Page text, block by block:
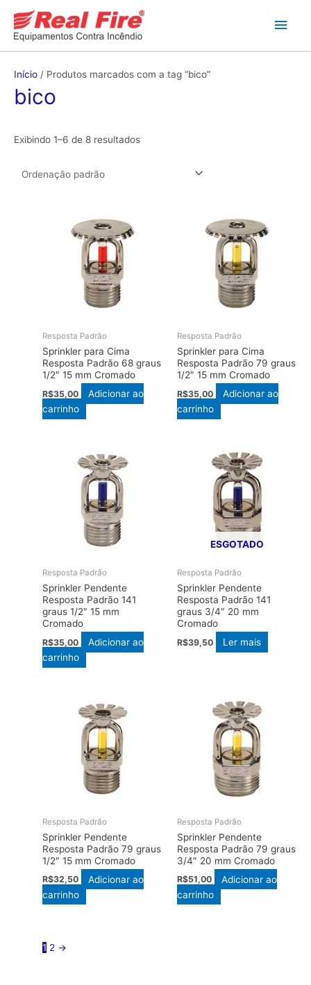
para
conteúdo
Início / Produtos marcados com a tag “bico”
bico
Exibindo 1–6 de 8 resultados
Resposta Padrão
Sprinkler para Cima
Resposta Padrão 68 graus
1/2″ 15 mm Cromado
R$35,00
Adicionar ao
carrinho
Resposta Padrão
Sprinkler para Cima
Resposta Padrão 79 graus
1/2″ 15 mm Cromado
R$35,00
Adicionar ao
carrinho
Resposta Padrão
Sprinkler Pendente
Resposta Padrão 141
graus 1/2″ 15 mm
Cromado
R$35,00
Adicionar ao
carrinho
ESGOTADO
Resposta Padrão
Sprinkler Pendente
Resposta Padrão 141
graus 3/4″ 20 mm
Cromado
R$39,50 Ler mais
Resposta Padrão
Sprinkler Pendente
Resposta Padrão 79 graus
1/2″ 15 mm Cromado
R$32,50
Adicionar ao
carrinho
Resposta Padrão
Sprinkler Pendente
Resposta Padrão 79 graus
3/4″ 20 mm Cromado
R$51,00
Adicionar ao
carrinho
1 2 →